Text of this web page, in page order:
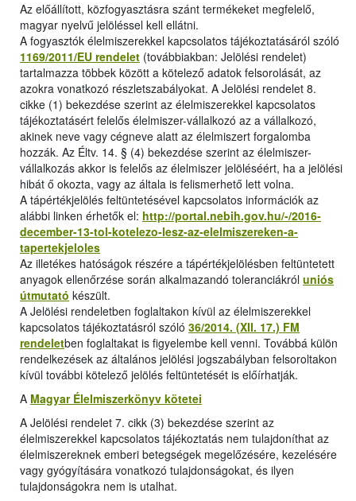
Az előállított, közfogyasztásra szánt termékeket megfelelő,
magyar nyelvű jelöléssel kell ellátni.
A fogyasztók élelmiszerekkel kapcsolatos tájékoztatásáról szóló
1169/2011/EU rendelet (továbbiakban: Jelölési rendelet)
tartalmazza többek között a kötelező adatok felsorolását, az
azokra vonatkozó részletszabályokat. A Jelölési rendelet 8.
cikke (1) bekezdése szerint az élelmiszerekkel kapcsolatos
tájékoztatásért felelős élelmiszer-vállalkozó az a vállalkozó,
akinek neve vagy cégneve alatt az élelmiszert forgalomba
hozzák. Az Éltv. 14. § (4) bekezdése szerint az élelmiszer-
vállalkozás akkor is felelős az élelmiszer jelöléséért, ha a jelölési
hibát ő okozta, vagy az általa is felismerhető lett volna.
A tápértékjelölés feltüntetésével kapcsolatos információk az
alábbi linken érhetők el: http://portal.nebih.gov.hu/-/2016-
december-13-tol-kotelezo-lesz-az-elelmiszereken-a-
tapertekjeloles
Az illetékes hatóságok részére a tápértékjelölésben feltüntetett
anyagok ellenőrzése során alkalmazandó toleranciákról uniós
útmutató készült.
A Jelölési rendeletben foglaltakon kívül az élelmiszerekkel
kapcsolatos tájékoztatásról szóló 36/2014. (XII. 17.) FM
rendeletben foglaltakat is figyelembe kell venni. Továbbá külön
rendelkezések az általános jelölési jogszabályban felsoroltakon
kívül további kötelező jelölés feltüntetését is előírhatják.
A Magyar Élelmiszerkönyv kötetei
A Jelölési rendelet 7. cikk (3) bekezdése szerint az
élelmiszerekkel kapcsolatos tájékoztatás nem tulajdoníthat az
élelmiszereknek emberi betegségek megelőzésére, kezelésére
vagy gyógyítására vonatkozó tulajdonságokat, és ilyen
tulajdonságokra nem is utalhat.